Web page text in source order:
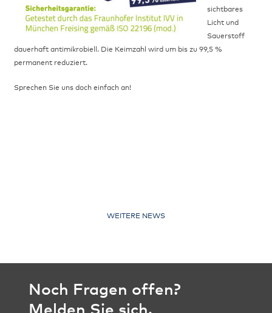
sichtbares
Licht und
Sauerstoff
dauerhaft antimikrobiell. Die Keimzahl wird um bis zu 99,5 %
permanent reduziert.
Sprechen Sie uns doch einfach an!
WEITERE NEWS
Noch Fragen offen?
Melden Sie sich.